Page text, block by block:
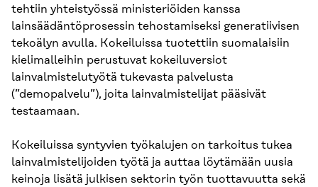
tehtiin yhteistyössä ministeriöiden kanssa
lainsäädäntöprosessin tehostamiseksi generatiivisen
tekoälyn avulla. Kokeiluissa tuotettiin suomalaisiin
kielimalleihin perustuvat kokeiluversiot
lainvalmistelutyötä tukevasta palvelusta
(”demopalvelu”), joita lainvalmistelijat pääsivät
testaamaan.
Kokeiluissa syntyvien työkalujen on tarkoitus tukea
lainvalmistelijoiden työtä ja auttaa löytämään uusia
keinoja lisätä julkisen sektorin työn tuottavuutta sekä